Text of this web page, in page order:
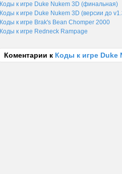
Коды к игре Duke Nukem 3D (финальная)
Коды к игре Duke Nukem 3D (версии до
Коды к игре Brak's Bean Chomper 2000
Коды к игре Redneck Rampage
Коментарии к Коды к игре Duke